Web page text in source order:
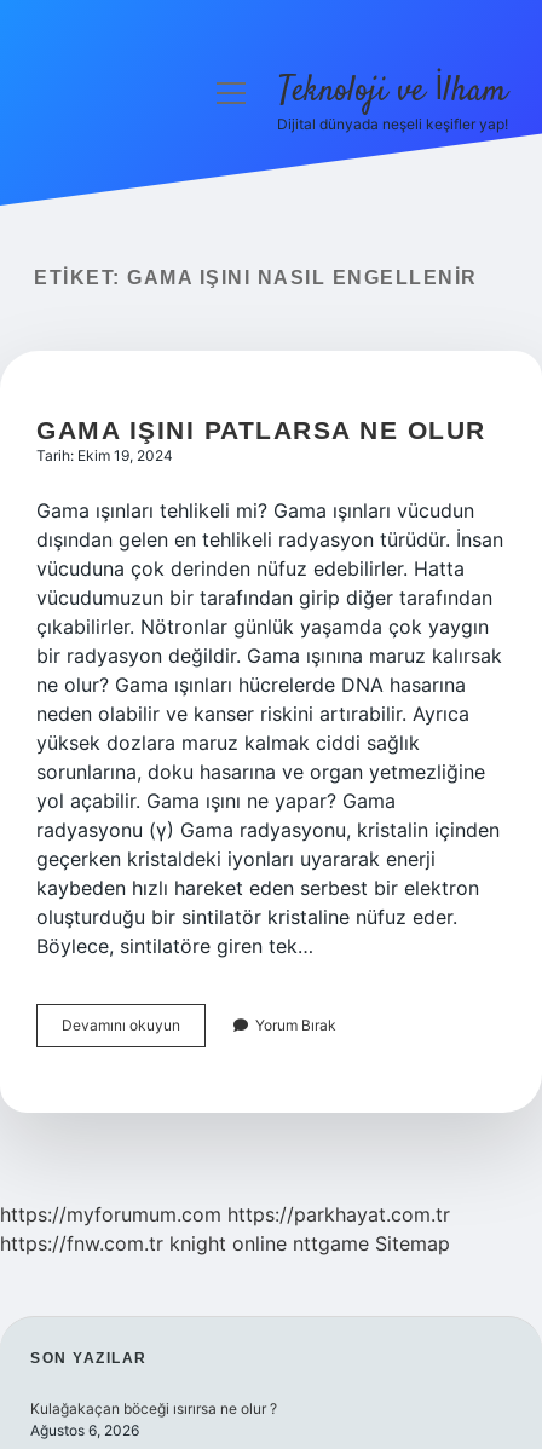
Yasal Uyarı
menüyüTeknoloji ve İlham
Dijital dünyada neşeli keşifler yap!
ETIKET: GAMA IŞINI NASIL ENGELLENIR
GAMA IŞINI PATLARSA NE OLUR
Tarih: Ekim 19, 2024
Gama ışınları tehlikeli mi? Gama ışınları vücudun
dışından gelen en tehlikeli radyasyon türüdür. İnsan
vücuduna çok derinden nüfuz edebilirler. Hatta
vücudumuzun bir tarafından girip diğer tarafından
çıkabilirler. Nötronlar günlük yaşamda çok yaygın
bir radyasyon değildir. Gama ışınına maruz kalırsak
ne olur? Gama ışınları hücrelerde DNA hasarına
neden olabilir ve kanser riskini artırabilir. Ayrıca
yüksek dozlara maruz kalmak ciddi sağlık
sorunlarına, doku hasarına ve organ yetmezliğine
yol açabilir. Gama ışını ne yapar? Gama
radyasyonu (γ) Gama radyasyonu, kristalin içinden
geçerken kristaldeki iyonları uyararak enerji
kaybeden hızlı hareket eden serbest bir elektron
oluşturduğu bir sintilatör kristaline nüfuz eder.
Böylece, sintilatöre giren tek…
Devamını okuyun
Işını
Olur
Yorum Bırak
https://myforumum.com https://parkhayat.com.tr
https://fnw.com.tr knight online nttgame Sitemap
SIDEBAR
SON YAZILAR
Kulağakaçan böceği ısırırsa ne olur ?
Ağustos 6, 2026